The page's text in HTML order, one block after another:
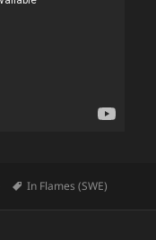
Mots-
In Flames (SWE)